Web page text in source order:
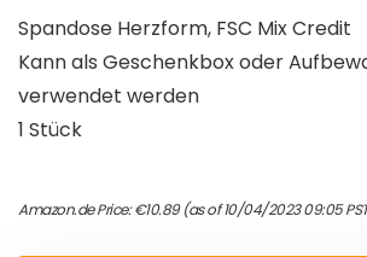
Spandose Herzform, FSC Mix Credit
Kann als Geschenkbox oder
verwendet werden
1 Stück
Amazon.de Price:€10.89(as of 10/04/2023 09:05